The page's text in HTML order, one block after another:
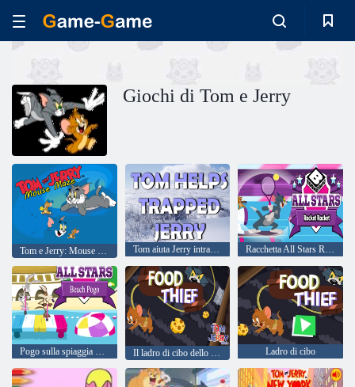
Giochi di Tom e Jerry
Tom e Jerry: Mouse Mazy Tom aiuta Jerry intrappolato Racchetta All Stars Rocket
Pogo sulla spiaggia di tutte le stelle Ladro di cibo